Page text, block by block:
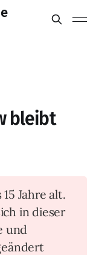
bleibt
Jahre alt.
in dieser
und